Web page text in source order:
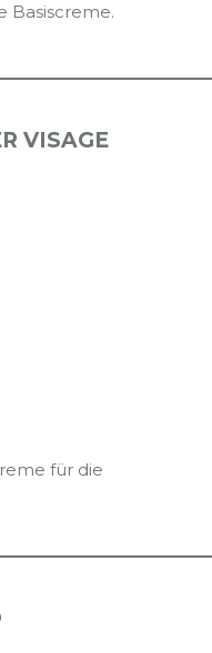
Basiscreme.
VISAGE
für die